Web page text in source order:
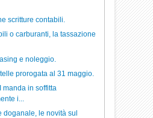
scritture contabili.
o carburanti, la tassazione
e noleggio.
prorogata al 31 maggio.
manda in soffitta
i...
doganale, le novità sul